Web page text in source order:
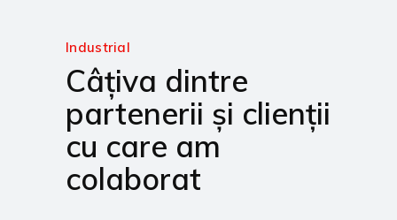
Industrial
Câțiva dintre
partenerii și clienții
cu care am
colaborat